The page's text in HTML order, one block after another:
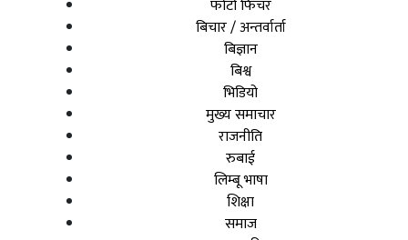
फोटो फिचर
बिचार / अन्तर्वार्ता
बिज्ञान
बिश्व
भिडियो
मुख्य समाचार
राजनीति
रुबाई
लिम्बू भाषा
शिक्षा
समाज